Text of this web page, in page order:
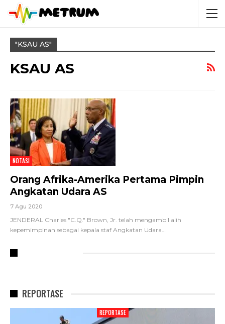
"KSAU AS"
KSAU AS
NOTASI
Orang Afrika-Amerika Pertama Pimpin
Angkatan Udara AS
7 Agu 2020
JENDERAL Charles "C.Q." Brown, Jr. telah mengambil alih
kepemimpinan sebagai kepala staf Angkatan Udara…
REPORTASE
REPORTASE